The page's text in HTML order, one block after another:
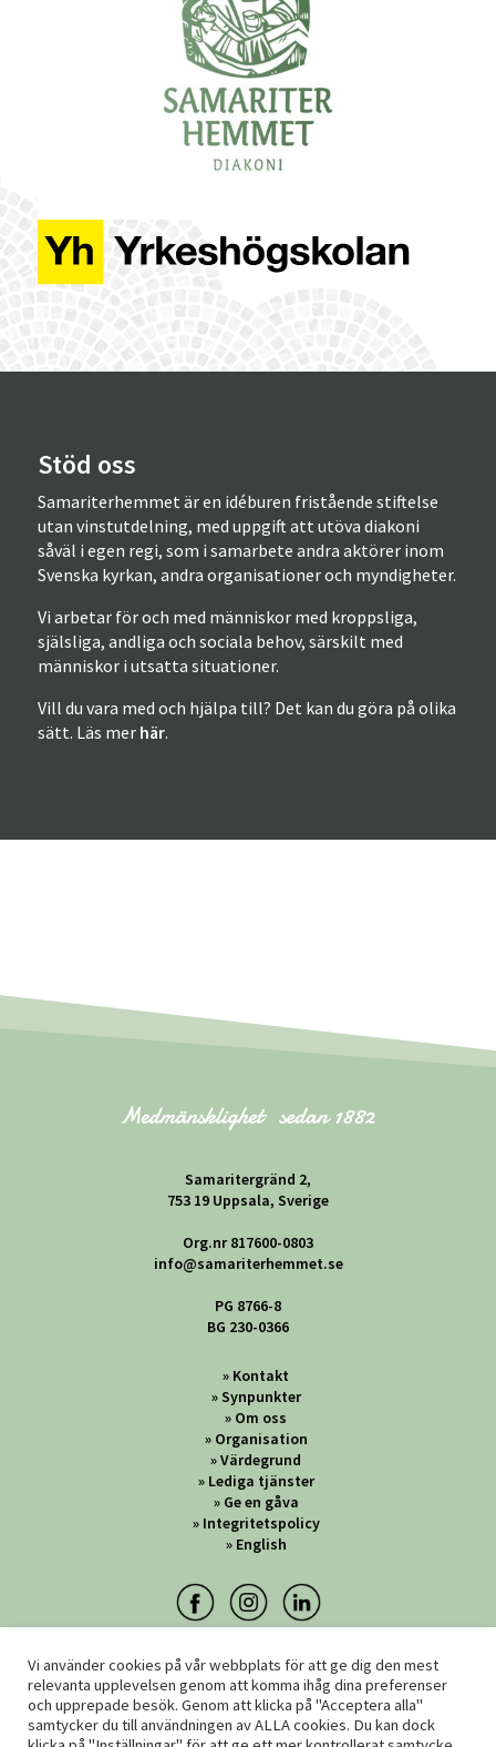
Stöd oss
Samariterhemmet är en idéburen fristående stiftelse
utan vinstutdelning, med uppgift att utöva diakoni
såväl i egen regi, som i samarbete andra aktörer inom
Svenska kyrkan, andra organisationer och myndigheter.
Vi arbetar för och med människor med kroppsliga,
själsliga, andliga och sociala behov, särskilt med
människor i utsatta situationer.
Vill du vara med och hjälpa till? Det kan du göra på olika
sätt. Läs mer här.
Samaritergränd 2,
753 19 Uppsala, Sverige
Org.nr 817600-0803
info@samariterhemmet.se
PG 8766-8
BG 230-0366
Kontakt
Synpunkter
Om oss
Organisation
Värdegrund
Lediga tjänster
Ge en gåva
Integritetspolicy
English
Vi använder cookies på vår webbplats för att ge dig den mest
relevanta upplevelsen genom att komma ihåg dina preferenser
och upprepade besök. Genom att klicka på "Acceptera alla"
samtycker du till användningen av ALLA cookies. Du kan dock